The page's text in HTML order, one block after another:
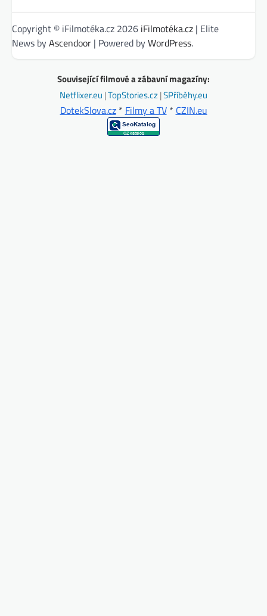
Copyright © iFilmotéka.cz 2026 iFilmotéka.cz | Elite
News byAscendoor | Powered byWordPress.
Související filmové a zábavní magazíny:
Netflixer.eu |TopStories.cz|SPříběhy.eu
DotekSlova.cz* Filmy a TV* CZIN.eu